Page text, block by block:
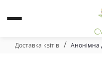
Доставка квітів Анонімна